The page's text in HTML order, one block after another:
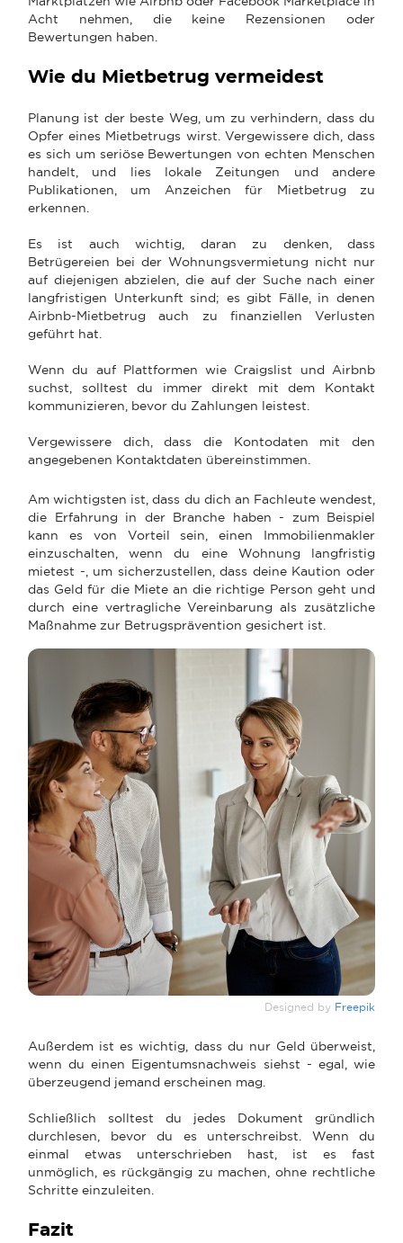
Acht nehmen, die keine Rezensionen oder
Bewertungen haben.
Wie du Mietbetrug vermeidest
Planung ist der beste Weg, um zu verhindern, dass du
Opfer eines Mietbetrugs wirst. Vergewissere dich, dass
es sich um seriöse Bewertungen von echten Menschen
handelt, und lies lokale Zeitungen und andere
Publikationen, um Anzeichen für Mietbetrug zu
erkennen.
Es ist auch wichtig, daran zu denken, dass
Betrügereien bei der Wohnungsvermietung nicht nur
auf diejenigen abzielen, die auf der Suche nach einer
langfristigen Unterkunft sind; es gibt Fälle, in denen
Airbnb-Mietbetrug auch zu finanziellen Verlusten
geführt hat.
Wenn du auf Plattformen wie Craigslist und Airbnb
suchst, solltest du immer direkt mit dem Kontakt
kommunizieren, bevor du Zahlungen leistest.
Vergewissere dich, dass die Kontodaten mit den
angegebenen Kontaktdaten übereinstimmen.
Am wichtigsten ist, dass du dich an Fachleute wendest,
die Erfahrung in der Branche haben - zum Beispiel
kann es von Vorteil sein, einen Immobilienmakler
einzuschalten, wenn du eine Wohnung langfristig
mietest -, um sicherzustellen, dass deine Kaution oder
das Geld für die Miete an die richtige Person geht und
durch eine vertragliche Vereinbarung als zusätzliche
Maßnahme zur Betrugsprävention gesichert ist.
Designed by Freepik
Außerdem ist es wichtig, dass du nur Geld überweist,
wenn du einen Eigentumsnachweis siehst - egal, wie
überzeugend jemand erscheinen mag.
Schließlich solltest du jedes Dokument gründlich
durchlesen, bevor du es unterschreibst. Wenn du
einmal etwas unterschrieben hast, ist es fast
unmöglich, es rückgängig zu machen, ohne rechtliche
Schritte einzuleiten.
Fazit